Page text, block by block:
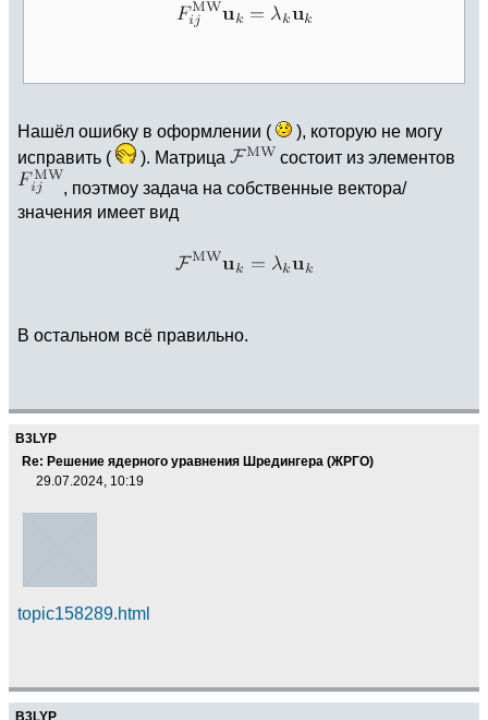
Нашёл ошибку в оформлении (
), которую не могу
исправить (
). Матрица
состоит из элементов
, поэтмоу задача на собственные вектора/
значения имеет вид
В остальном всё правильно.
B3LYP
Re: Решение ядерного уравнения Шредингера (ЖРГО)
29.07.2024, 10:19
topic158289.html
B3LYP